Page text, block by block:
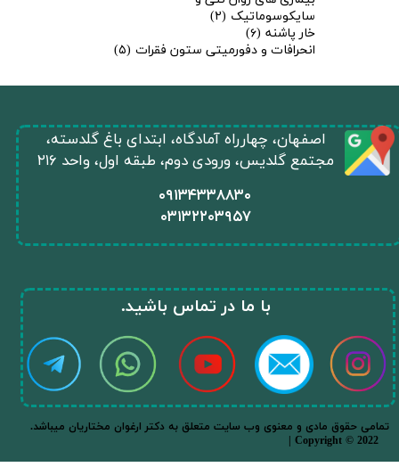
★★
سایکوسوماتیک (۲)
خار پاشنه (۶)
انحرافات و دفورمیتی ستون فقرات (۵)
​۰۹۱۳۴۳۳۸۸۳۰
۰۳۱۳۲۲۰۳۹۵۷
​اصفهان، چهارراه آمادگاه، ابتدای باغ گلدسته،
مجتمع گلدیس، ورودی دوم، طبقه اول، واحد ۲۱۶
​با ما در تماس باشید.​​​​​​​
.تمامی حقوق مادی و معنوی وب سایت متعلق به دکتر ارغوان مختاریان میباشد
| Copyright © 2022